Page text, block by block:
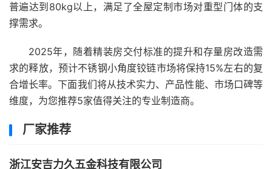
普遍达到80kg以上，满足了全屋定制市场对重型门体的支
撑需求。
2025年，随着精装房交付标准的提升和存量房改造需
求的释放，预计不锈钢小角度铰链市场将保持15%左右的复
合增长率。下面我们将从技术实力、产品性能、市场口碑等
维度，为您推荐5家值得关注的专业制造商。
厂家推荐
浙江安吉力久五金科技有限公司